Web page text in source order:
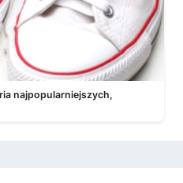
najpopularniejszych,